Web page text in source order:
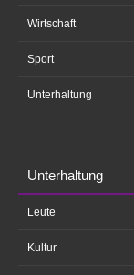
Wirtschaft
Sport
Unterhaltung
Unterhaltung
Leute
Kultur